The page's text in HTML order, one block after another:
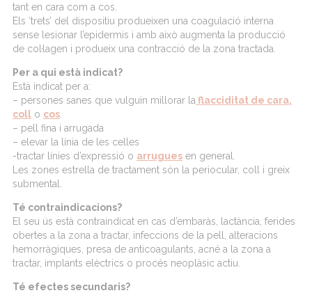
tant en cara com a cos.
Els ‘trets’ del dispositiu produeixen una coagulació interna
sense lesionar l’epidermis i amb això augmenta la producció
de col·lagen i produeix una contracció de la zona tractada.
Per a qui està indicat?
Està indicat per a:
– persones sanes que vulguin millorar la flacciditat de cara,
coll o cos
– pell fina i arrugada
– elevar la línia de les celles
-tractar línies d’expressió o arrugues en general.
Les zones estrella de tractament són la periocular, coll i greix
submental.
Té contraindicacions?
El seu ús està contraindicat en cas d’embaràs, lactància, ferides
obertes a la zona a tractar, infeccions de la pell, alteracions
hemorràgiques, presa de anticoagulants, acné a la zona a
tractar, implants elèctrics o procés neoplàsic actiu.
Té efectes secundaris?